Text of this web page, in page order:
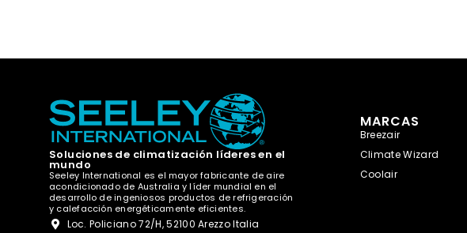
Soluciones de climatización líderes en el
mundo
Seeley International es el mayor fabricante de aire
acondicionado de Australia y líder mundial en el
desarrollo de ingeniosos productos de refrigeración
y calefacción energéticamente eficientes.
Loc. Policiano 72/H, 52100 Arezzo Italia
MARCAS
Breezair
Climate Wizard
Coolair